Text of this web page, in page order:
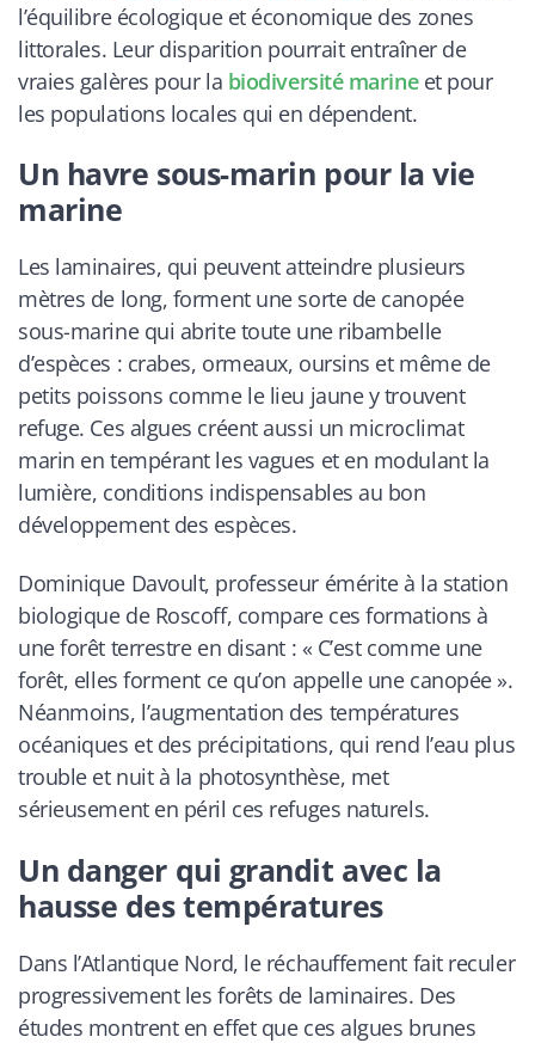
l’équilibre écologique et économique des zones
littorales. Leur disparition pourrait entraîner de
vraies galères pour la biodiversité marineet pour
les populations locales qui en dépendent.
Un havre sous-marin pour la vie
marine
Les laminaires, qui peuvent atteindre plusieurs
mètres de long, forment une sorte de canopée
sous-marine qui abrite toute une ribambelle
d’espèces : crabes, ormeaux, oursins et même de
petits poissons comme le lieu jaune y trouvent
refuge. Ces algues créent aussi un microclimat
marin en tempérant les vagues et en modulant la
lumière, conditions indispensables au bon
développement des espèces.
Dominique Davoult, professeur émérite à la station
biologique de Roscoff, compare ces formations à
une forêt terrestre en disant : « C’est comme une
forêt, elles forment ce qu’on appelle une canopée ».
Néanmoins, l’augmentation des températures
océaniques et des précipitations, qui rend l’eau plus
trouble et nuit à la photosynthèse, met
sérieusement en péril ces refuges naturels.
Un danger qui grandit avec la
hausse des températures
Dans l’Atlantique Nord, le réchauffement fait reculer
progressivement les forêts de laminaires. Des
études montrent en effet que ces algues brunes